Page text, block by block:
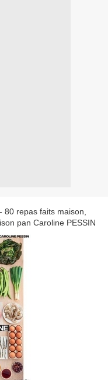
repas faits maison,
pan Caroline PESSIN